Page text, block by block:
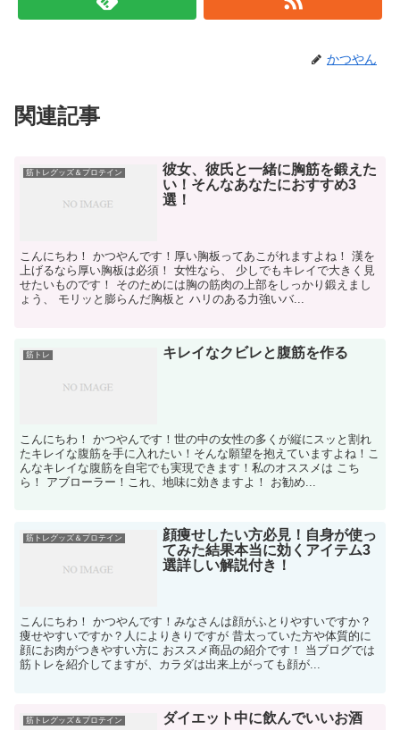
かつやん
関連記事
筋トレグッズ＆プロテイン
彼女、彼氏と一緒に胸筋を鍛えた
い！そんなあなたにおすすめ3
選！
こんにちわ！ かつやんです！厚い胸板ってあこがれますよね！ 漢を
上げるなら厚い胸板は必須！ 女性なら、 少しでもキレイで大きく見
せたいものです！ そのためには胸の筋肉の上部をしっかり鍛えまし
ょう、 モリッと膨らんだ胸板と ハリのある力強いバ...
筋トレ キレイなクビレと腹筋を作る
こんにちわ！ かつやんです！世の中の女性の多くが縦にスッと割れ
たキレイな腹筋を手に入れたい！そんな願望を抱えていますよね！こ
んなキレイな腹筋を自宅でも実現できます！私のオススメは こち
ら！ アブローラー！これ、地味に効きますよ！ お勧め...
筋トレグッズ＆プロテイン
顔痩せしたい方必見！自身が使っ
てみた結果本当に効くアイテム3
選詳しい解説付き！
こんにちわ！ かつやんです！みなさんは顔がふとりやすいですか？
痩せやすいですか？人によりきりですが 昔太っていた方や体質的に
顔にお肉がつきやすい方に おススメ商品の紹介です！ 当ブログでは
筋トレを紹介してますが、カラダは出来上がっても顔が...
筋トレグッズ＆プロテイン ダイエット中に飲んでいいお酒